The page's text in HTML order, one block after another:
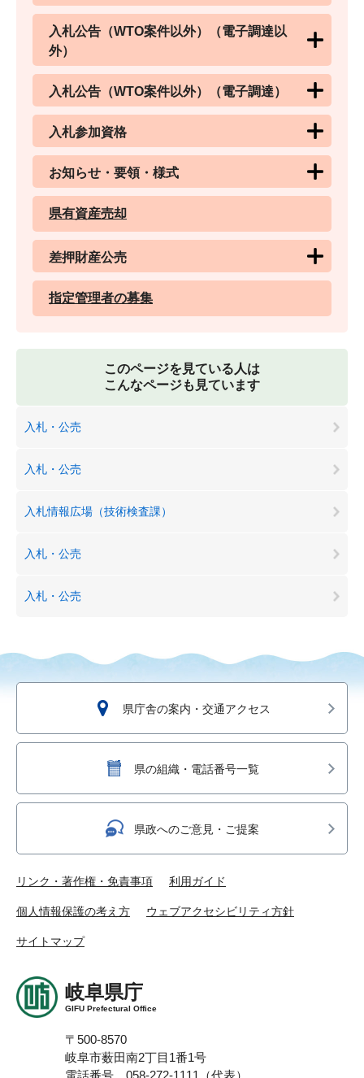
入札公告（WTO案件以外）（電子調達以
外）
入札公告（WTO案件以外）（電子調達）
入札参加資格
お知らせ・要領・様式
県有資産売却
差押財産公売
指定管理者の募集
このページを見ている人は
こんなページも見ています
入札・公売
入札・公売
入札情報広場（技術検査課）
入札・公売
入札・公売
県庁舎の案内・交通アクセス
県の組織・電話番号一覧
県政へのご意見・ご提案
リンク・著作権・免責事項 利用ガイド
個人情報保護の考え方 ウェブアクセシビリティ方針
サイトマップ
岐阜県庁
GIFU Prefectural Office
〒500-8570
岐阜市薮田南2丁目1番1号
電話番号 058-272-1111（代表）